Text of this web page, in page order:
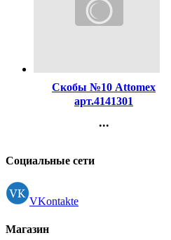
Скобы №10 Attomex
арт.4141301
...
Регистрация
Социальные сети
VKontakte
Магазин